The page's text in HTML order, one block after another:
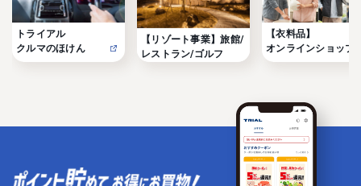
トライアル
クルマのほけん
【リゾート事業】旅館/
レストラン/ゴルフ
【衣料品】
オンラインショップ